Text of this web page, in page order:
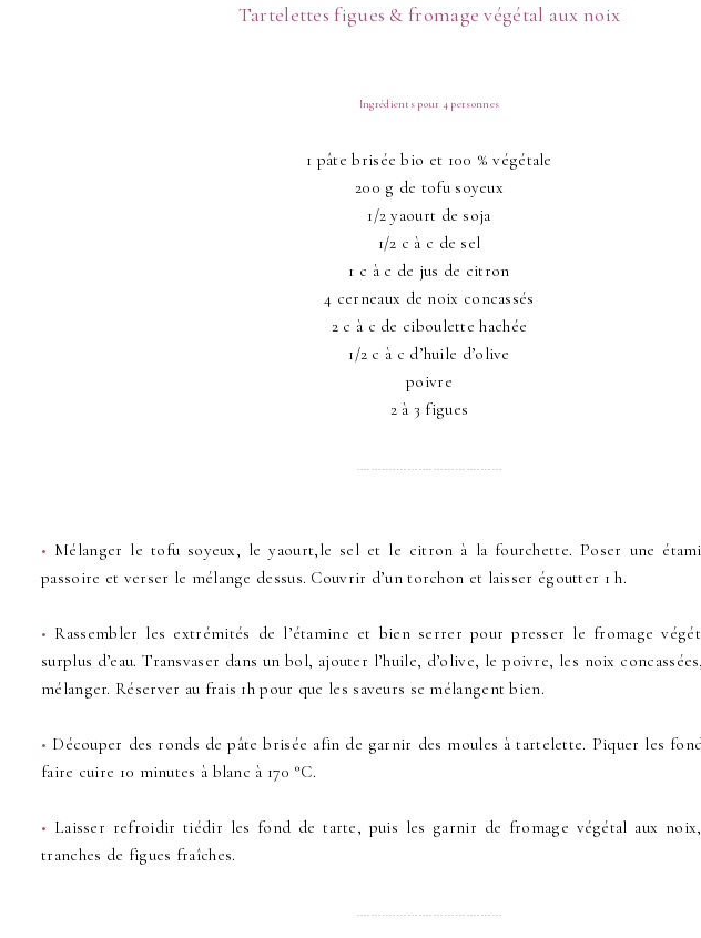
Tartelettes figues & fromage végétal aux noix
Ingrédients pour 4 personnes
1 pâte brisée bio et 100 % végétale
200 g de tofu soyeux
1/2 yaourt de soja
1/2 c à c de sel
1 c à c de jus de citron
4 cerneaux de noix concassés
2 c à c de ciboulette hachée
1/2 c à c d’huile d’olive
poivre
2 à 3 figues
........................................
• Mélanger le tofu soyeux, le yaourt,le sel et le citron à la fourchette. Poser une
passoire et verser le mélange dessus. Couvrir d’un torchon et laisser égoutter 1 h.
• Rassembler les extrémités de l’étamine et bien serrer pour presser le fromage
surplus d’eau. Transvaser dans un bol, ajouter l’huile, d’olive, le poivre, les noix
mélanger. Réserver au frais 1h pour que les saveurs se mélangent bien.
• Découper des ronds de pâte brisée afin de garnir des moules à tartelette. Piquer les
faire cuire 10 minutes à blanc à 170 °C.
• Laisser refroidir tiédir les fond de tarte, puis les garnir de fromage végétal aux
tranches de figues fraîches.
........................................